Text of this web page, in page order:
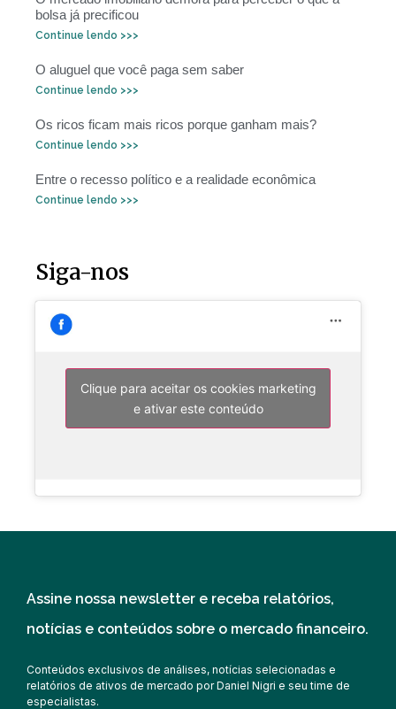
bolsa já precificou
Continue lendo >>>
O aluguel que você paga sem saber
Continue lendo >>>
Os ricos ficam mais ricos porque ganham mais?
Continue lendo >>>
Entre o recesso político e a realidade econômica
Continue lendo >>>
Siga-nos
Clique para aceitar os cookies marketing
e ativar este conteúdo
Assine nossa newsletter e receba relatórios,
notícias e conteúdos sobre o mercado financeiro.
Conteúdos exclusivos de análises, notícias selecionadas e
relatórios de ativos de mercado por Daniel Nigri e seu time de
especialistas.